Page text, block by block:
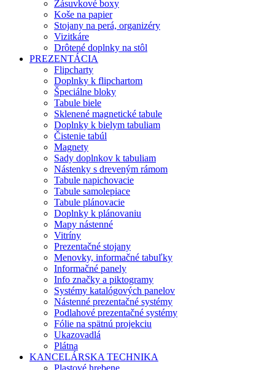
Zásuvkové boxy
Koše na papier
Stojany na perá, organizéry
Vizitkáre
Drôtené doplnky na stôl
PREZENTÁCIA
Flipcharty
Doplnky k flipchartom
Špeciálne bloky
Tabule biele
Sklenené magnetické tabule
Doplnky k bielym tabuliam
Čistenie tabúl
Magnety
Sady doplnkov k tabuliam
Nástenky s dreveným rámom
Tabule napichovacie
Tabule samolepiace
Tabule plánovacie
Doplnky k plánovaniu
Mapy nástenné
Vitríny
Prezentačné stojany
Menovky, informačné tabuľky
Informačné panely
Info značky a piktogramy
Systémy katalógových panelov
Nástenné prezentačné systémy
Podlahové prezentačné systémy
Fólie na spätnú projekciu
Ukazovadlá
Plátna
KANCELÁRSKA TECHNIKA
Plastové hrebene